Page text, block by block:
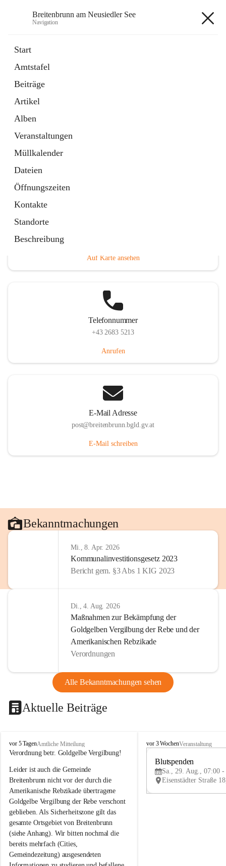
Breitenbrunn am Neusiedler See
Navigation
Start
Amtstafel
Beiträge
Artikel
Alben
Veranstaltungen
Müllkalender
Dateien
Öffnungszeiten
Kontakte
Standorte
Beschreibung
18 Schnellzugriffe
Gemeindeservice
Auf Karte ansehen
Telefonnummer
+43 2683 5213
Anrufen
E-Mail Adresse
post@breitenbrunn.bgld.gv.at
E-Mail schreiben
Bekanntmachungen
Mi., 8. Apr. 2026
Kommunalinvestitionsgesetz 2023
Bericht gem. §3 Abs 1 KIG 2023
Di., 4. Aug. 2026
Maßnahmen zur Bekämpfung der
Goldgelben Vergilbung der Rebe und der
Amerikanischen Rebzikade
Verordnungen
Alle Bekanntmachungen sehen
Aktuelle Beiträge
B
r
i
t
e
n
b
r
u
n
n
a
m
vor 5 TagenAmtliche Mitteilung
Verordnung betr. Goldgelbe Vergilbung!
Leider ist auch die Gemeinde
Breitenbrunn nicht vor der durch die
Amerikanische Rebzikade übertragene
Goldgelbe Vergilbung der Rebe verschont
geblieben. Als Sicherheitszone gilt das
gesamte Ortsgebiet von Breitenbrunn
(siehe Anhang). Wir bitten nochmal die
bereits mehrfach (Cities,
Gemeindezeitung) ausgesendeten
B
e
vor 3 WochenVeranstaltung
Blutspenden
Sa., 29. Aug., 07:00 -